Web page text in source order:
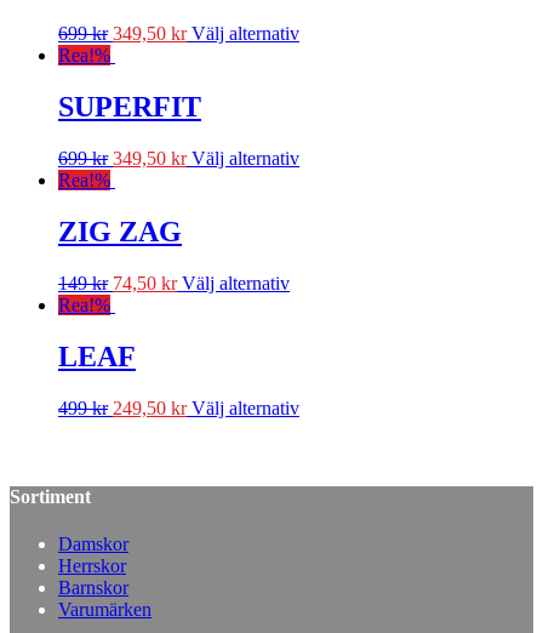
699kr 349,50 kr Välj alternativ
Rea!%
SUPERFIT
699kr 349,50 kr Välj alternativ
Rea!%
ZIG ZAG
149kr 74,50 kr Välj alternativ
Rea!%
LEAF
499kr 249,50 kr Välj alternativ
Sortiment
Damskor
Herrskor
Barnskor
Varumärken